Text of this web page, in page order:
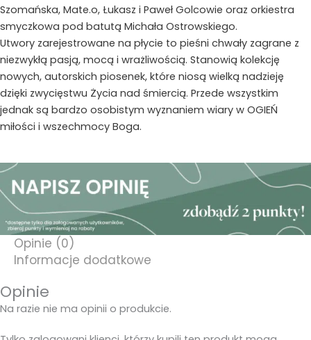
Szomańska, Mate.o, Łukasz i Paweł Golcowie oraz orkiestra
smyczkowa pod batutą Michała Ostrowskiego.
Utwory zarejestrowane na płycie to pieśni chwały zagrane z
niezwykłą pasją, mocą i wrażliwością. Stanowią kolekcję
nowych, autorskich piosenek, które niosą wielką nadzieję
dzięki zwycięstwu Życia nad śmiercią. Przede wszystkim
jednak są bardzo osobistym wyznaniem wiary w OGIEŃ
miłości i wszechmocy Boga.
Opinie (0)
Informacje dodatkowe
Opinie
Na razie nie ma opinii o produkcie.